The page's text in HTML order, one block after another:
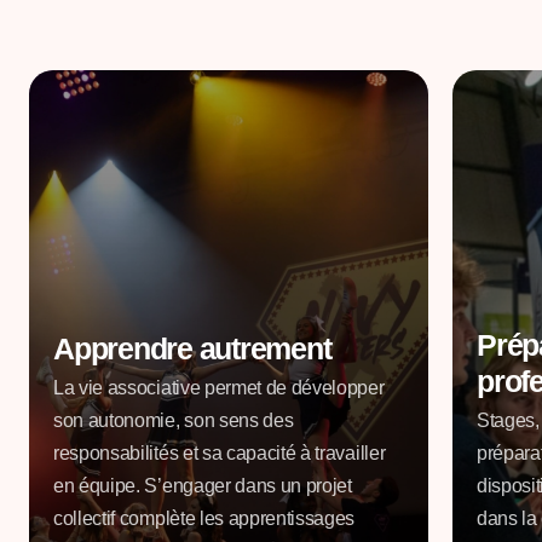
Apprendre autrement
La vie associative permet de développer
son autonomie, son sens des
responsabilités et sa capacité à travailler
en équipe. S’engager dans un projet
collectif complète les apprentissages
dans la